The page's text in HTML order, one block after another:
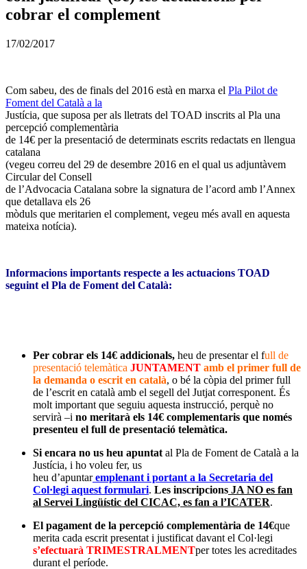
cobrar el complement
17/02/2017
Com sabeu, des de finals del 2016 està en marxa el Pla Pilot de
Foment del Català a la
Justícia, que suposa per als lletrats del TOAD inscrits al Pla una
percepció complementària
de 14€ per la presentació de determinats escrits redactats en llengua
catalana
(vegeu correu del 29 de desembre 2016 en el qual us adjuntàvem
Circular del Consell
de l’Advocacia Catalana sobre la signatura de l’acord amb l’Annex
que detallava els 26
mòduls que meritarien el complement, vegeu més avall en aquesta
mateixa notícia).
Informacions importants respecte a les actuacions TOAD
seguint el Pla de Foment del Català:
Per cobrar els 14€ addicionals, heu de presentar el full de
presentació telemàtica JUNTAMENT amb el primer full de
la demanda o escrit en català, o bé la còpia del primer full
de l’escrit en català amb el segell del Jutjat corresponent. És
molt important que seguiu aquesta instrucció, perquè no
servirà –i no meritarà els 14€ complementaris que només
presenteu el full de presentació telemàtica.
Si encara no us heu apuntat al Pla de Foment de Català a la
Justícia, i ho voleu fer, us
heu d’apuntaremplenant i portant a la Secretaria del
Col·legi aquest formulari. Les inscripcions JA NO es fan
al Servei Lingüístic del CICAC, es fan a l’ICATER.
El pagament de la percepció complementària de 14€que
merita cada escrit presentat i justificat davant el Col·legi
s’efectuarà TRIMESTRALMENTper totes les acreditades
durant el període.